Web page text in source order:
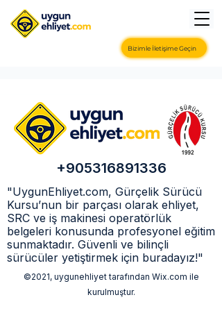
Bizimle İletişime Geçin
+905316891336
"UygunEhliyet.com, Gürçelik Sürücü
Kursu’nun bir parçası olarak ehliyet,
SRC ve iş makinesi operatörlük
belgeleri konusunda profesyonel eğitim
sunmaktadır. Güvenli ve bilinçli
sürücüler yetiştirmek için buradayız!"
©2021, uygunehliyet tarafından Wix.com ile
kurulmuştur.